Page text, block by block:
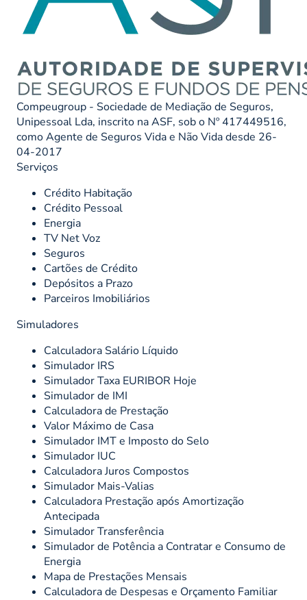
Compeugroup - Sociedade de Mediação de Seguros,
Unipessoal Lda, inscrito na ASF, sob o Nº 417449516,
como Agente de Seguros Vida e Não Vida desde 26-
04-2017
Serviços
Crédito Habitação
Crédito Pessoal
Energia
TV Net Voz
Seguros
Cartões de Crédito
Depósitos a Prazo
Parceiros Imobiliários
Simuladores
Calculadora Salário Líquido
Simulador IRS
Simulador Taxa EURIBOR Hoje
Simulador de IMI
Calculadora de Prestação
Valor Máximo de Casa
Simulador IMT e Imposto do Selo
Simulador IUC
Calculadora Juros Compostos
Simulador Mais-Valias
Calculadora Prestação após Amortização
Antecipada
Simulador Transferência
Simulador de Potência a Contratar e Consumo de
Energia
Mapa de Prestações Mensais
Calculadora de Despesas e Orçamento Familiar